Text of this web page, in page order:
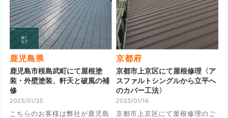
鹿児島県
鹿児島市桜島武町にて屋根塗
装・外壁塗装、軒天と破風の補
修
2023/01/25
こちらのお客様は弊社が鹿児島
京都府
京都市上京区にて屋根修理〈ア
スファルトシングルから立平へ
のカバー工法〉
2023/01/16
京都市上京区にて屋根修理のご